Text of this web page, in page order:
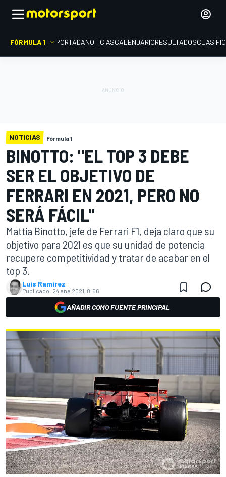
FÓRMULA 1 PORTADANOTICIASCALENDARIORESULTADOS
NOTICIAS Fórmula 1
BINOTTO: "EL TOP 3 DEBE
SER EL OBJETIVO DE
FERRARI EN 2021, PERO NO
SERÁ FÁCIL"
Mattia Binotto, jefe de Ferrari F1, deja claro que su
objetivo para 2021 es que su unidad de potencia
recupere competitividad y tratar de acabar en el
top 3.
Luis Ramírez
Publicado: 24 ene 2021, 8:56
AÑADIR COMO FUENTE PRINCIPAL